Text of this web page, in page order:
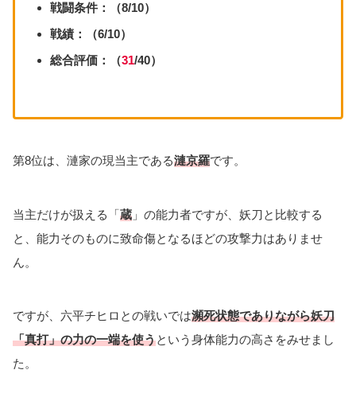
戦闘条件：（8/10）
戦績：（6/10）
総合評価：（31/40）
第8位は、漣家の現当主である漣京羅です。
当主だけが扱える「蔵 」の能力者ですが、妖刀と比較する
と、能力そのものに致命傷となるほどの攻撃力はありませ
ん。
ですが、六平チヒロとの戦いでは瀕死状態でありながら妖刀
「真打」の力の一端を使うという身体能力の高さをみせまし
た。